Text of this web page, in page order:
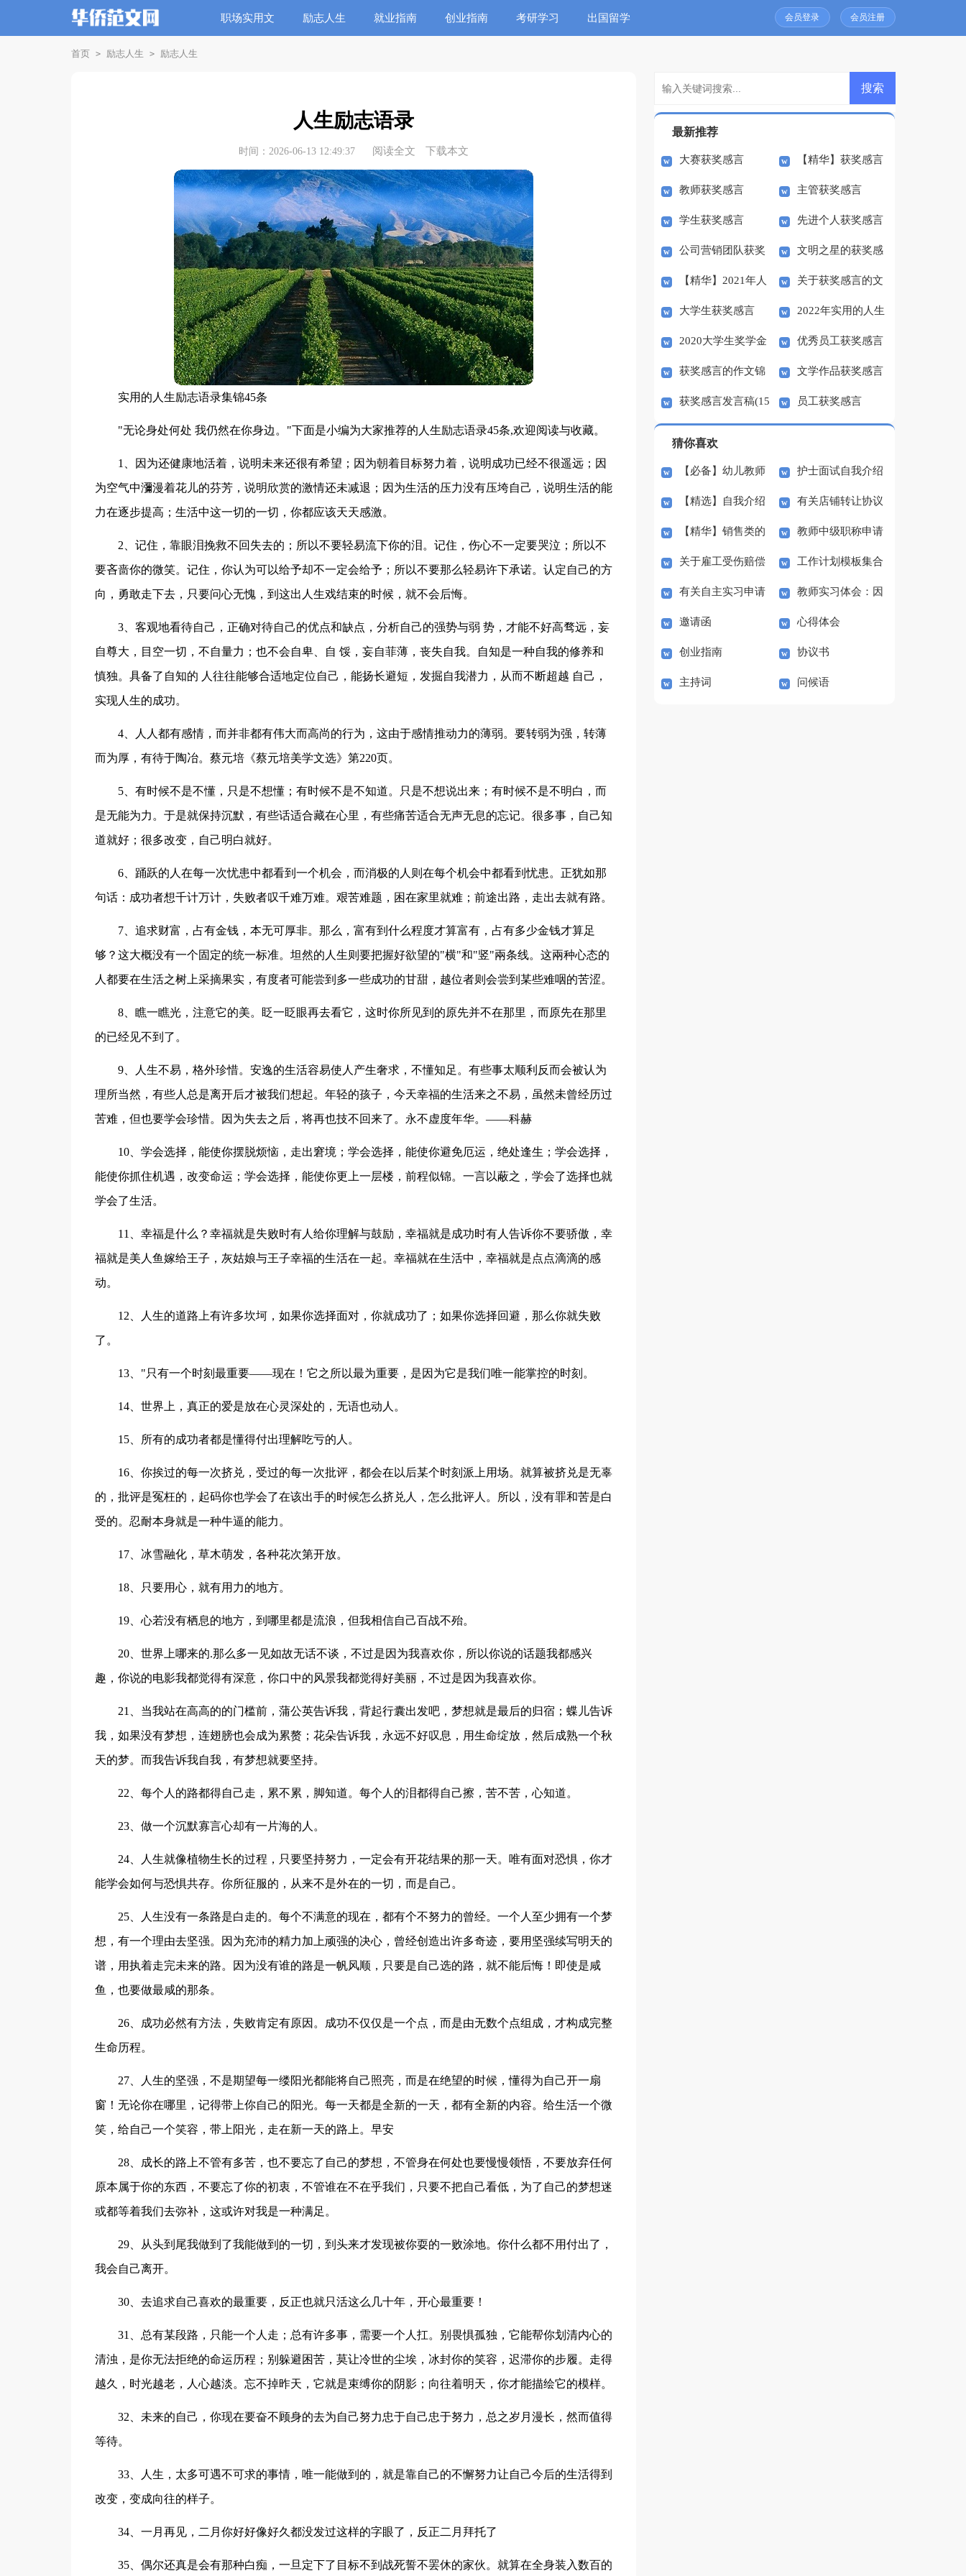
职场实用文 励志人生 就业指南 创业指南 考研学习 出国留学 会员登录 会员注册
首页 > 励志人生 > 励志人生
人生励志语录
时间：2026-06-13 12:49:37 阅读全文 下载本文
实用的人生励志语录集锦45条
"无论身处何处 我仍然在你身边。"下面是小编为大家推荐的人生励志语录45条,欢迎阅读与收藏。
1、因为还健康地活着，说明未来还很有希望；因为朝着目标努力着，说明成功已经不很遥远；因
为空气中瀰漫着花儿的芬芳，说明欣赏的激情还未减退；因为生活的压力没有压垮自己，说明生活的能
力在逐步提高；生活中这一切的一切，你都应该天天感激。
2、记住，靠眼泪挽救不回失去的；所以不要轻易流下你的泪。记住，伤心不一定要哭泣；所以不
要吝啬你的微笑。记住，你认为可以给予却不一定会给予；所以不要那么轻易许下承诺。认定自己的方
向，勇敢走下去，只要问心无愧，到这出人生戏结束的时候，就不会后悔。
3、客观地看待自己，正确对待自己的优点和缺点，分析自己的强势与弱 势，才能不好高骛远，妄
自尊大，目空一切，不自量力；也不会自卑、自 馁，妄自菲薄，丧失自我。自知是一种自我的修养和
慎独。具备了自知的 人往往能够合适地定位自己，能扬长避短，发掘自我潜力，从而不断超越 自己，
实现人生的成功。
4、人人都有感情，而并非都有伟大而高尚的行为，这由于感情推动力的薄弱。要转弱为强，转薄
而为厚，有待于陶冶。蔡元培《蔡元培美学文选》第220页。
5、有时候不是不懂，只是不想懂；有时候不是不知道。只是不想说出来；有时候不是不明白，而
是无能为力。于是就保持沉默，有些话适合藏在心里，有些痛苦适合无声无息的忘记。很多事，自己知
道就好；很多改变，自己明白就好。
6、踊跃的人在每一次忧患中都看到一个机会，而消极的人则在每个机会中都看到忧患。正犹如那
句话：成功者想千计万计，失败者叹千难万难。艰苦难题，困在家里就难；前途出路，走出去就有路。
7、追求财富，占有金钱，本无可厚非。那么，富有到什么程度才算富有，占有多少金钱才算足
够？这大概没有一个固定的统一标准。坦然的人生则要把握好欲望的"横"和"竖"兩条线。这兩种心态的
人都要在生活之树上采摘果实，有度者可能尝到多一些成功的甘甜，越位者则会尝到某些难咽的苦涩。
8、瞧一瞧光，注意它的美。眨一眨眼再去看它，这时你所见到的原先并不在那里，而原先在那里
的已经见不到了。
9、人生不易，格外珍惜。安逸的生活容易使人产生奢求，不懂知足。有些事太顺利反而会被认为
理所当然，有些人总是离开后才被我们想起。年轻的孩子，今天幸福的生活来之不易，虽然未曾经历过
苦难，但也要学会珍惜。因为失去之后，将再也技不回来了。永不虚度年华。——科赫
10、学会选择，能使你摆脱烦恼，走出窘境；学会选择，能使你避免厄运，绝处逢生；学会选择，
能使你抓住机遇，改变命运；学会选择，能使你更上一层楼，前程似锦。一言以蔽之，学会了选择也就
学会了生活。
11、幸福是什么？幸福就是失败时有人给你理解与鼓励，幸福就是成功时有人告诉你不要骄傲，幸
福就是美人鱼嫁给王子，灰姑娘与王子幸福的生活在一起。幸福就在生活中，幸福就是点点滴滴的感
动。
12、人生的道路上有许多坎坷，如果你选择面对，你就成功了；如果你选择回避，那么你就失败
了。
13、"只有一个时刻最重要——现在！它之所以最为重要，是因为它是我们唯一能掌控的时刻。
14、世界上，真正的爱是放在心灵深处的，无语也动人。
15、所有的成功者都是懂得付出理解吃亏的人。
16、你挨过的每一次挤兑，受过的每一次批评，都会在以后某个时刻派上用场。就算被挤兑是无辜
的，批评是冤枉的，起码你也学会了在该出手的时候怎么挤兑人，怎么批评人。所以，没有罪和苦是白
受的。忍耐本身就是一种牛逼的能力。
17、冰雪融化，草木萌发，各种花次第开放。
18、只要用心，就有用力的地方。
19、心若没有栖息的地方，到哪里都是流浪，但我相信自己百战不殆。
20、世界上哪来的.那么多一见如故无话不谈，不过是因为我喜欢你，所以你说的话题我都感兴
趣，你说的电影我都觉得有深意，你口中的风景我都觉得好美丽，不过是因为我喜欢你。
21、当我站在高高的的门槛前，蒲公英告诉我，背起行囊出发吧，梦想就是最后的归宿；蝶儿告诉
我，如果没有梦想，连翅膀也会成为累赘；花朵告诉我，永远不好叹息，用生命绽放，然后成熟一个秋
天的梦。而我告诉我自我，有梦想就要坚持。
22、每个人的路都得自己走，累不累，脚知道。每个人的泪都得自己擦，苦不苦，心知道。
23、做一个沉默寡言心却有一片海的人。
24、人生就像植物生长的过程，只要坚持努力，一定会有开花结果的那一天。唯有面对恐惧，你才
能学会如何与恐惧共存。你所征服的，从来不是外在的一切，而是自己。
25、人生没有一条路是白走的。每个不满意的现在，都有个不努力的曾经。一个人至少拥有一个梦
想，有一个理由去坚强。因为充沛的精力加上顽强的决心，曾经创造出许多奇迹，要用坚强续写明天的
谱，用执着走完未来的路。因为没有谁的路是一帆风顺，只要是自己选的路，就不能后悔！即使是咸
鱼，也要做最咸的那条。
26、成功必然有方法，失败肯定有原因。成功不仅仅是一个点，而是由无数个点组成，才构成完整
生命历程。
27、人生的坚强，不是期望每一缕阳光都能将自己照亮，而是在绝望的时候，懂得为自己开一扇
窗！无论你在哪里，记得带上你自己的阳光。每一天都是全新的一天，都有全新的内容。给生活一个微
笑，给自己一个笑容，带上阳光，走在新一天的路上。早安
28、成长的路上不管有多苦，也不要忘了自己的梦想，不管身在何处也要慢慢领悟，不要放弃任何
原本属于你的东西，不要忘了你的初衷，不管谁在不在乎我们，只要不把自己看低，为了自己的梦想迷
或都等着我们去弥补，这或许对我是一种满足。
29、从头到尾我做到了我能做到的一切，到头来才发现被你耍的一败涂地。你什么都不用付出了，
我会自己离开。
30、去追求自己喜欢的最重要，反正也就只活这么几十年，开心最重要！
31、总有某段路，只能一个人走；总有许多事，需要一个人扛。别畏惧孤独，它能帮你划清内心的
清浊，是你无法拒绝的命运历程；别躲避困苦，莫让冷世的尘埃，冰封你的笑容，迟滞你的步履。走得
越久，时光越老，人心越淡。忘不掉昨天，它就是束缚你的阴影；向往着明天，你才能描绘它的模样。
32、未来的自己，你现在要奋不顾身的去为自己努力忠于自己忠于努力，总之岁月漫长，然而值得
等待。
33、人生，太多可遇不可求的事情，唯一能做到的，就是靠自己的不懈努力让自己今后的生活得到
改变，变成向往的样子。
34、一月再见，二月你好好像好久都没发过这样的字眼了，反正二月拜托了
35、偶尔还真是会有那种白痴，一旦定下了目标不到战死誓不罢休的家伙。就算在全身装入数百的
最新推荐
大赛获奖感言 【精华】获奖感言
的作文合集八篇
教师获奖感言 主管获奖感言
学生获奖感言 先进个人获奖感言
（通用15篇）
公司营销团队获奖
感言
文明之星的获奖感
言
【精华】2021年人
生励志语录摘录51句
关于获奖感言的文
章
大学生获奖感言 2022年实用的人生
励志语录86条
2020大学生奖学金
获奖感言发言稿（精选
3篇）
优秀员工获奖感言
发言稿八篇
获奖感言的作文锦
集6篇
文学作品获奖感言
获奖感言发言稿(15 员工获奖感言
猜你喜欢
【必备】幼儿教师
培训总结集合5篇
护士面试自我介绍
(汇编15篇)
【精选】自我介绍
的作文300字集锦八篇
有关店铺转让协议
书3篇
【精华】销售类的
实习报告锦集六篇
教师中级职称申请
书
关于雇工受伤赔偿
协议书范本（精选3
篇）
工作计划模板集合
七篇
有关自主实习申请
书3篇
教师实习体会：因
材施教
邀请函 心得体会
创业指南 协议书
主持词 问候语